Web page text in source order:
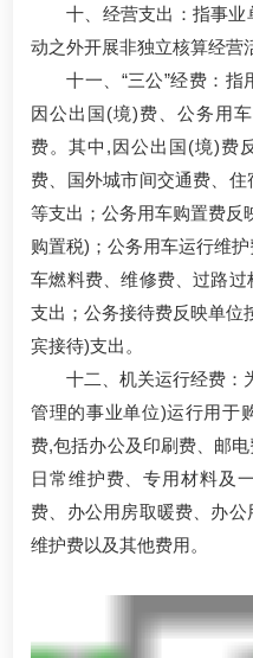
十、经营支出：指事
动之外开展非独立核算经营
十一、“三公”经费：
因公出国(境)费、公务用
费。其中,因公出国(境)费
费、国外城市间交通费、
等支出；公务用车购置费反
购置税)；公务用车运行维
车燃料费、维修费、过路
支出；公务接待费反映单位
宾接待)支出。
十二、机关运行经费：
管理的事业单位)运行用于
费,包括办公及印刷费、邮
日常维护费、专用材料及
费、办公用房取暖费、办
维护费以及其他费用。